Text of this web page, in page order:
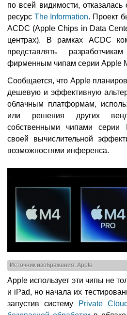
по всей видимости,
ресурс The Information. Проект
ACDC (Apple Chips in Data
центрах). В рамках ACDC
представлять
фирменным чипам серии Apple
Сообщается, что Apple
дешевую и эффективную
облачным платформам,
или решения других
собственными чипами серии
своей вычислительной
возможностями инференса.
Источник изображения: Apple
Apple использует эти чипы не
и iPad, но начала их
запустив систему
Private